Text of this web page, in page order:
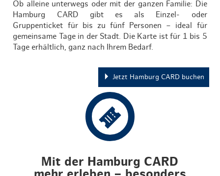
Ob alleine unterwegs oder mit der ganzen Familie: Die
Hamburg CARD gibt es als Einzel- oder
Gruppenticket für bis zu fünf Personen – ideal für
gemeinsame Tage in der Stadt. Die Karte ist für 1 bis 5
Tage erhältlich, ganz nach Ihrem Bedarf.
Jetzt Hamburg CARD buchen
Mit der Hamburg CARD